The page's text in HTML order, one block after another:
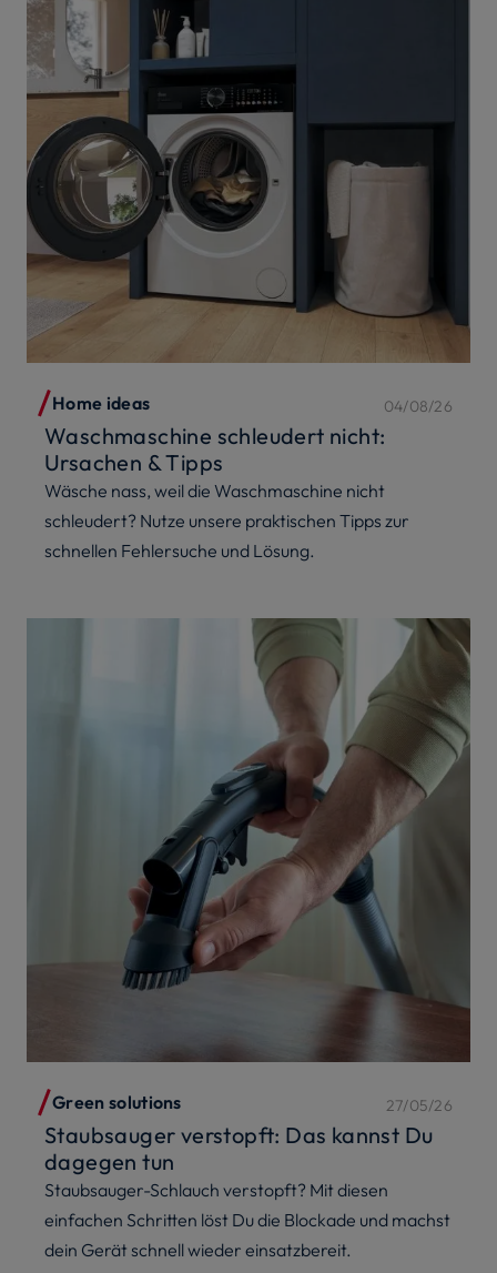
Home ideas 04/08/26
Waschmaschine schleudert nicht:
Ursachen & Tipps
Wäsche nass, weil die Waschmaschine nicht
schleudert? Nutze unsere praktischen Tipps zur
schnellen Fehlersuche und Lösung.
Green solutions 27/05/26
Staubsauger verstopft: Das kannst Du
dagegen tun
Staubsauger-Schlauch verstopft? Mit diesen
einfachen Schritten löst Du die Blockade und machst
dein Gerät schnell wieder einsatzbereit.